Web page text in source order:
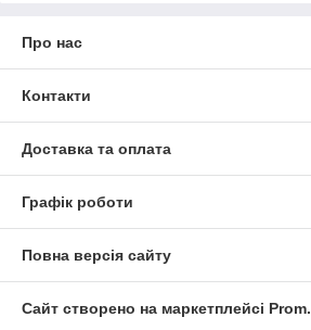
Про нас
Контакти
Доставка та оплата
Графік роботи
Повна версія сайту
Сайт створено на маркетплейсі